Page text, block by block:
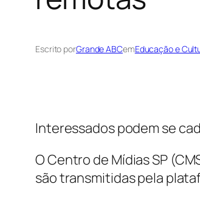
Escrito porGrande ABCemEducação e
Interessados podem se
O Centro de Mídias SP
são transmitidas pela